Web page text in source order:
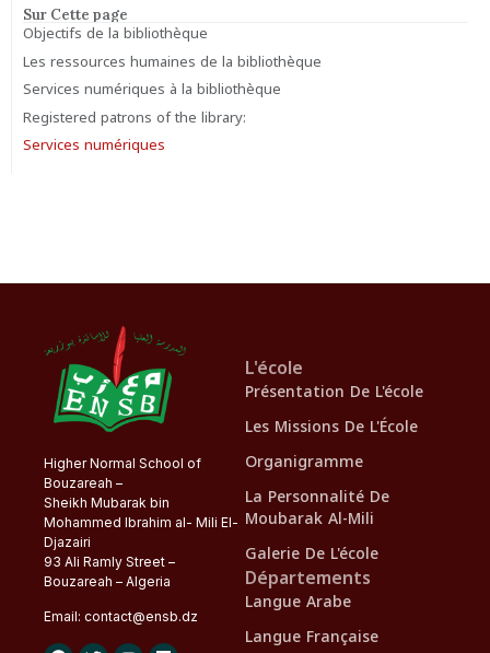
Sur Cette page
Objectifs de la bibliothèque
Les ressources humaines de la bibliothèque
Services numériques à la bibliothèque
Registered patrons of the library:
Services numériques
Higher Normal School of
Bouzareah –
Sheikh Mubarak bin
Mohammed Ibrahim al- Mili El-
Djazairi
93 Ali Ramly Street –
Bouzareah – Algeria
Email: contact@ensb.dz
L'école
Présentation De L'école
Les Missions De L'École
Organigramme
La Personnalité De
Moubarak Al-Mili
Galerie De L'école
Départements
Langue Arabe
Langue Française